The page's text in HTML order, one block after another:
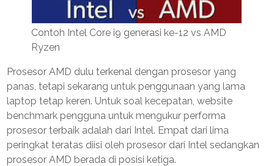
Contoh Intel Core i9 generasi ke-12 vs AMD
Ryzen
Prosesor AMD dulu terkenal dengan prosesor yang
panas, tetapi sekarang untuk penggunaan yang lama
laptop tetap keren. Untuk soal kecepatan, website
benchmark pengguna untuk mengukur performa
prosesor terbaik adalah dari Intel. Empat dari lima
peringkat teratas diisi oleh prosesor dari Intel sedangkan
prosesor AMD berada di posisi ketiga.